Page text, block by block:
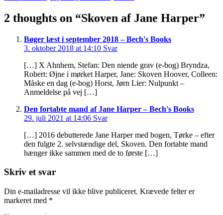
2 thoughts on “Skoven af Jane Harper”
Bøger læst i september 2018 – Bech's Books
3. oktober 2018 at 14:10 Svar
[…] X Ahnhem, Stefan: Den niende grav (e-bog) Bryndza,
Robert: Øjne i mørket Harper, Jane: Skoven Hoover, Colleen:
Måske en dag (e-bog) Horst, Jørn Lier: Nulpunkt –
Anmeldelse på vej […]
Den fortabte mand af Jane Harper – Bech's Books
29. juli 2021 at 14:06 Svar
[…] 2016 debutterede Jane Harper med bogen, Tørke – efter
den fulgte 2. selvstændige del, Skoven. Den fortabte mand
hænger ikke sammen med de to første […]
Skriv et svar
Din e-mailadresse vil ikke blive publiceret. Krævede felter er
markeret med *